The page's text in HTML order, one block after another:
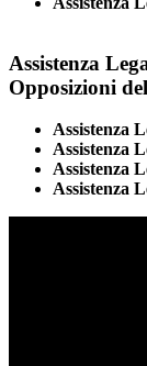
Assistenza
Opposizioni
Assistenza
Assistenza
Assistenza
Assistenza